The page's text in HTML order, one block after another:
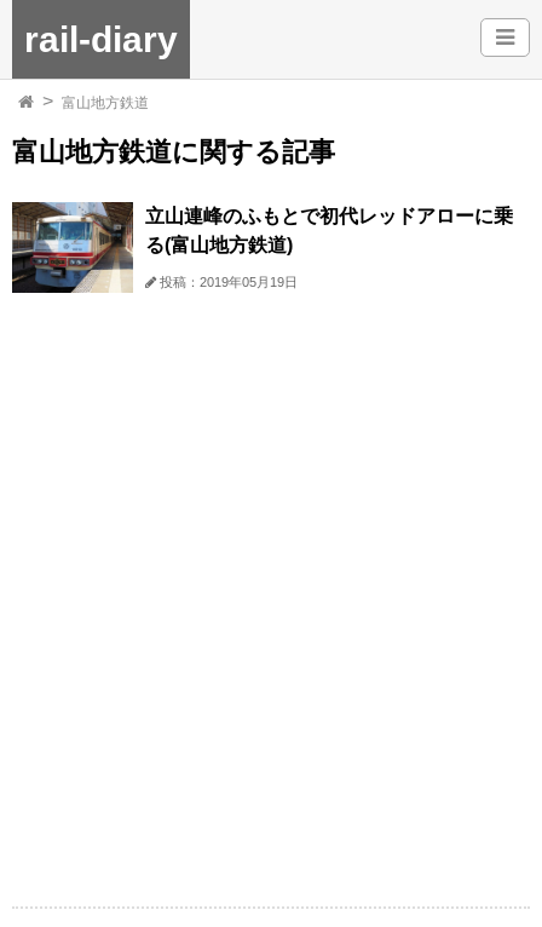
rail-diary
富山地方鉄道
富山地方鉄道に関する記事
立山連峰のふもとで初代レッドアローに乗
る(富山地方鉄道)
投稿：2019年05月19日